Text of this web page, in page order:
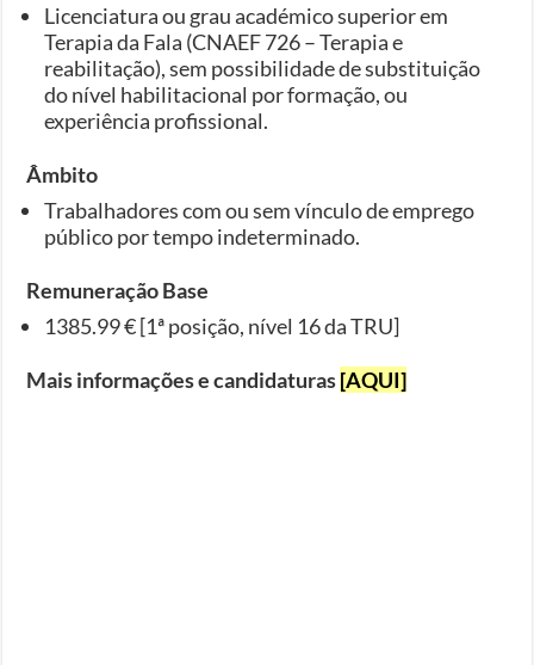
Licenciatura ou grau académico superior em
Terapia da Fala (CNAEF 726 – Terapia e
reabilitação), sem possibilidade de substituição
do nível habilitacional por formação, ou
experiência profissional.
Âmbito
Trabalhadores com ou sem vínculo de emprego
público por tempo indeterminado.
Remuneração Base
1385.99 € [1ª posição, nível 16 da TRU]
Mais informações e candidaturas[AQUI]